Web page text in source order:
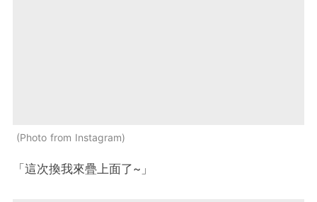
Photo from Instagram
「這次換我來疊上面了~」